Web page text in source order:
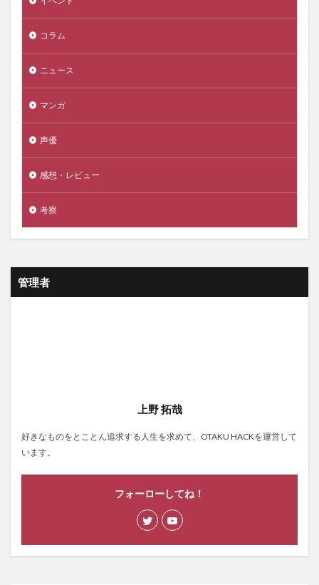
コラム
ニュース
マンガ
声優
感想・レビュー
考察
管理者
上野 拓哉
好きなものをとことん追求する人生を求めて、OTAKU HACKを運営して
います。
フォーローしてね！